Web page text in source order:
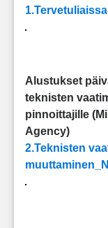
Alustukset
teknisten
pinnoittajille
Agency)
2.Teknisten